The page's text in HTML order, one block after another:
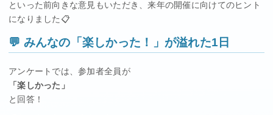
といった前向きな意見もいただき、来年の開催に向けてのヒント
になりました📋
💬 みんなの「楽しかった！」が溢れた1日
アンケートでは、参加者全員が
「楽しかった」
と回答！